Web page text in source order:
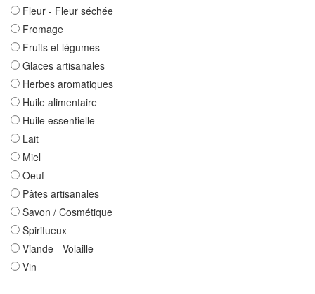
Fleur - Fleur séchée
Fromage
Fruits et légumes
Glaces artisanales
Herbes aromatiques
Huile alimentaire
Huile essentielle
Lait
Miel
Oeuf
Pâtes artisanales
Savon / Cosmétique
Spiritueux
Viande - Volaille
Vin